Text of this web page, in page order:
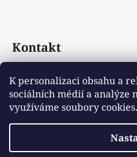
K personalizaci obsahu a
sociálních médií a analýze
využíváme soubory
Kontakt
info@emotys.cz
+421903231812